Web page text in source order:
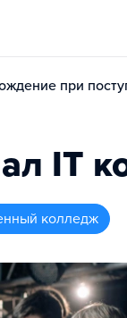
при
IT
колледж